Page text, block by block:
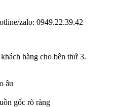
zalo: 0949.22.39.42
hàng cho bên thứ 3.
âu
gốc rõ ràng